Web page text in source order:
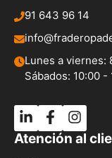
91 643 96 14
Lunes a viernes:
Sábados: 10:00 -
Atención al